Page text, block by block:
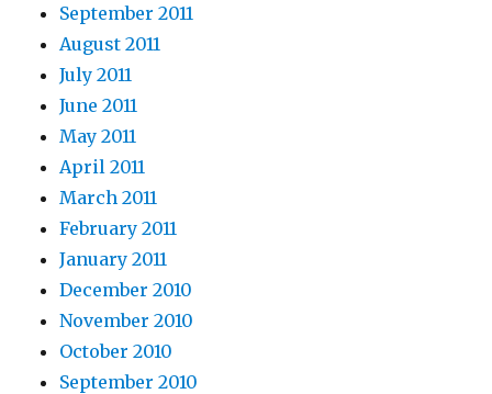
September 2011
August 2011
July 2011
June 2011
May 2011
April 2011
March 2011
February 2011
January 2011
December 2010
November 2010
October 2010
September 2010